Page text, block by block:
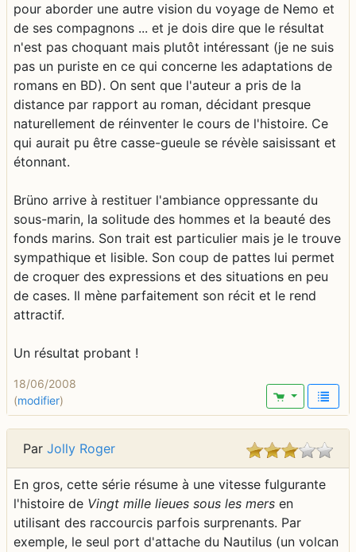
pour aborder une autre vision du voyage de Nemo et
de ses compagnons ... et je dois dire que le résultat
n'est pas choquant mais plutôt intéressant (je ne suis
pas un puriste en ce qui concerne les adaptations de
romans en BD). On sent que l'auteur a pris de la
distance par rapport au roman, décidant presque
naturellement de réinventer le cours de l'histoire. Ce
qui aurait pu être casse-gueule se révèle saisissant et
étonnant.
Brüno arrive à restituer l'ambiance oppressante du
sous-marin, la solitude des hommes et la beauté des
fonds marins. Son trait est particulier mais je le trouve
sympathique et lisible. Son coup de pattes lui permet
de croquer des expressions et des situations en peu
de cases. Il mène parfaitement son récit et le rend
attractif.
Un résultat probant !
18/06/2008
(modifier)
Par Jolly Roger
En gros, cette série résume à une vitesse fulgurante
l'histoire de Vingt mille lieues sous les mers en
utilisant des raccourcis parfois surprenants. Par
exemple, le seul port d'attache du Nautilus (un volcan